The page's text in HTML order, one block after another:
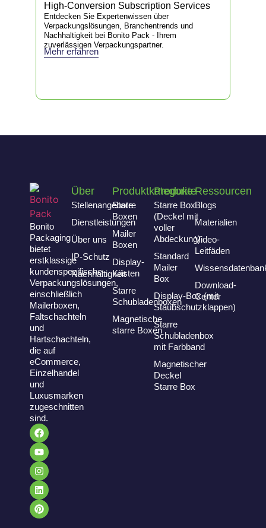
High-Conversion Subscription Services
Entdecken Sie Expertenwissen über
Verpackungslösungen, Branchentrends und
Nachhaltigkeit bei Bonito Pack - Ihrem
zuverlässigen Verpackungspartner.
Mehr erfahren
Bonito
Packaging
bietet
erstklassige
kundenspezifische
Verpackungslösungen,
einschließlich
Mailerboxen,
Faltschachteln
und
Hartschachteln,
die auf
eCommerce,
Einzelhandel
und
Luxusmarken
zugeschnitten
sind.
Über
Stellenangebote
Dienstleistungen
Über uns
IP-Schutz
Nachhaltigkeit
Produktkategorie
Starre
Boxen
Mailer
Boxen
Display-
Kästen
Starre
Schubladenboxen
Magnetische
starre Boxen
Produkte
Starre Box
(Deckel mit
voller
Abdeckung)
Standard
Mailer
Box
Display-Box (mit
Staubschutzklappen)
Starre
Schubladenbox
mit Farbband
Magnetischer
Deckel
Starre Box
Ressourcen
Blogs
Materialien
Video-
Leitfäden
Download-
Center